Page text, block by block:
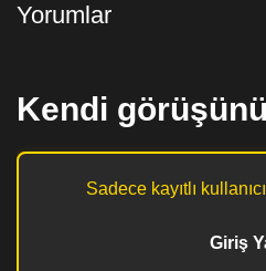
Yorumlar
Kendi
Sadece kayıtlı
Giriş